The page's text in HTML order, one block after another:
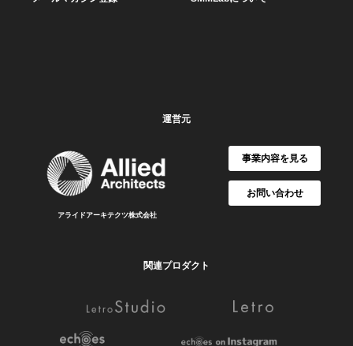
運営元
アライドアーキテクツ株式会社
事業内容を見る
お問い合わせ
関連プロダクト